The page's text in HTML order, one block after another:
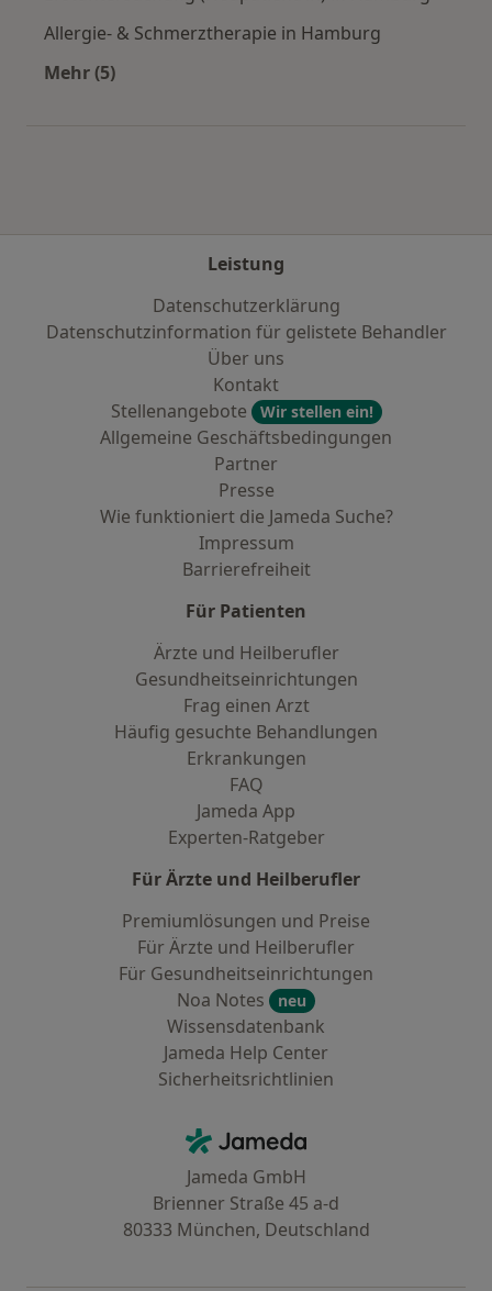
Allergie- & Schmerztherapie in Hamburg
Mehr (5)
Leistung
Datenschutzerklärung
Datenschutzinformation für gelistete Behandler
Über uns
Kontakt
Stellenangebote
Wir stellen ein!
Allgemeine Geschäftsbedingungen
Partner
Presse
Wie funktioniert die Jameda Suche?
Impressum
Barrierefreiheit
Für Patienten
Ärzte und Heilberufler
Gesundheitseinrichtungen
Frag einen Arzt
Häufig gesuchte Behandlungen
Erkrankungen
FAQ
Jameda App
Experten-Ratgeber
Für Ärzte und Heilberufler
Premiumlösungen und Preise
Für Ärzte und Heilberufler
Für Gesundheitseinrichtungen
Noa Notes
neu
Wissensdatenbank
Jameda Help Center
Sicherheitsrichtlinien
Jameda - Startseite
Jameda GmbH
Brienner Straße 45 a-d
80333 München, Deutschland